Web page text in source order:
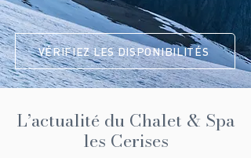
VÉRIFIEZ LES DISPONIBILITÉS
L’actualité du Chalet & Spa
les Cerises